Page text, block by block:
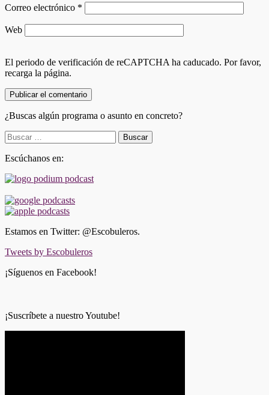
Correo electrónico *
Web
El periodo de verificación de reCAPTCHA ha caducado. Por favor,
recarga la página.
¿Buscas algún programa o asunto en concreto?
Buscar:
Escúchanos en:
Estamos en Twitter: @Escobuleros.
Tweets by Escobuleros
¡Síguenos en Facebook!
¡Suscríbete a nuestro Youtube!